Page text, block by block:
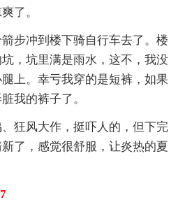
了。
步冲到楼下骑自行车去了。楼
，坑里满是雨水，这不，我没
上。幸亏我穿的是短裤，如果
我的裤子了。
狂风大作，挺吓人的，但下完
了，感觉很舒服，让炎热的夏